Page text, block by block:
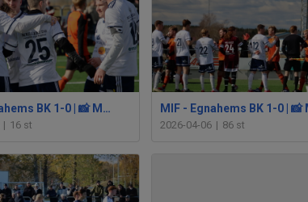
MIF - Egnahems BK 1-0 | 📸 Marcus Ek
| 16 st 2026-04-06 | 86 st